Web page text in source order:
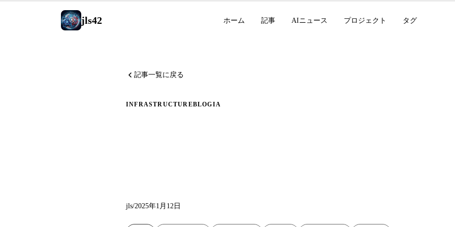
jls42 ホーム 記事 AIニュース プロジェクト タグ
記事一覧に戻る
INFRASTRUCTUREBLOGIA
jls/2025年1月12日